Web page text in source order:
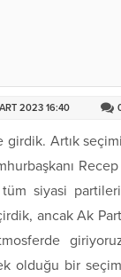
2023 16:40
Artık
siyasi
ancak Ak
olduğu bir